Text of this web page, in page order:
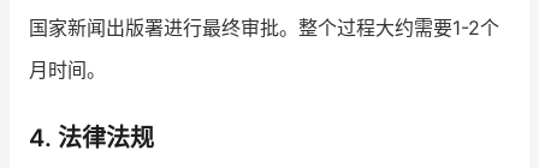
国家新闻出版署进行最终审批。整个过程大约需要1-2个
月时间。
4. 法律法规